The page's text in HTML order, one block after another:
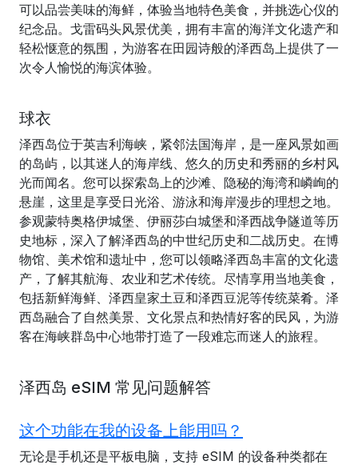
可以品尝美味的海鲜，体验当地特色美食，并挑选心仪的
纪念品。戈雷码头风景优美，拥有丰富的海洋文化遗产和
轻松惬意的氛围，为游客在田园诗般的泽西岛上提供了一
次令人愉悦的海滨体验。
球衣
泽西岛位于英吉利海峡，紧邻法国海岸，是一座风景如画
的岛屿，以其迷人的海岸线、悠久的历史和秀丽的乡村风
光而闻名。您可以探索岛上的沙滩、隐秘的海湾和嶙峋的
悬崖，这里是享受日光浴、游泳和海岸漫步的理想之地。
参观蒙特奥格伊城堡、伊丽莎白城堡和泽西战争隧道等历
史地标，深入了解泽西岛的中世纪历史和二战历史。在博
物馆、美术馆和遗址中，您可以领略泽西岛丰富的文化遗
产，了解其航海、农业和艺术传统。尽情享用当地美食，
包括新鲜海鲜、泽西皇家土豆和泽西豆泥等传统菜肴。泽
西岛融合了自然美景、文化景点和热情好客的民风，为游
客在海峡群岛中心地带打造了一段难忘而迷人的旅程。
泽西岛 eSIM 常见问题解答
这个功能在我的设备上能用吗？
无论是手机还是平板电脑，支持 eSIM 的设备种类都在